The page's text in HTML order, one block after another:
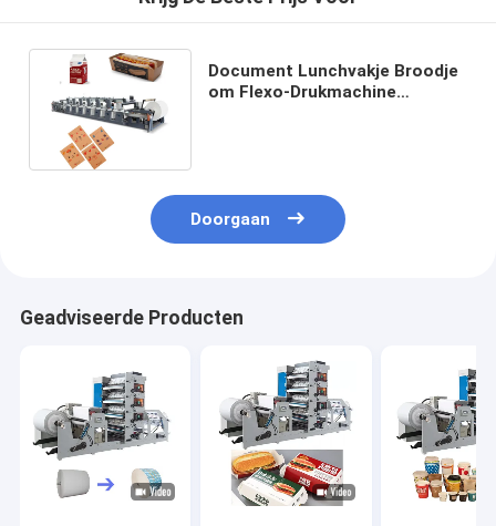
Document Lunchvakje Broodje
om Flexo-Drukmachine
Doorgaan
Geadviseerde Producten